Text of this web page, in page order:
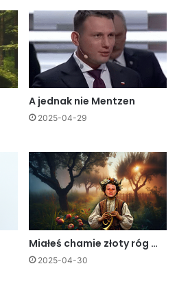
A jednak nie Mentzen
2025-04-29
Miałeś chamie złoty róg …
2025-04-30